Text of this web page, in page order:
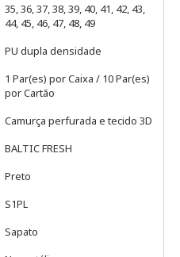
35, 36, 37, 38, 39, 40, 41, 42, 43,
44, 45, 46, 47, 48, 49
PU dupla densidade
1 Par(es) por Caixa / 10 Par(es)
por Cartão
Camurça perfurada e tecido 3D
BALTIC FRESH
Preto
S1PL
Sapato